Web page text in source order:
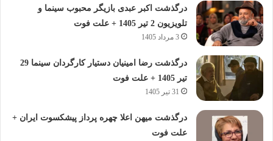
درگذشت اکبر عبدی بازیگر محبوب سینما و
تلویزیون 2 تیر 1405 + علت فوت
3 مرداد 1405
درگذشت رضا امینیان دستیار کارگردان سینما 29
تیر 1405 + علت فوت
31 تیر 1405
درگذشت میهن اعلا چهره پرداز پیشکسوت ایران +
علت فوت